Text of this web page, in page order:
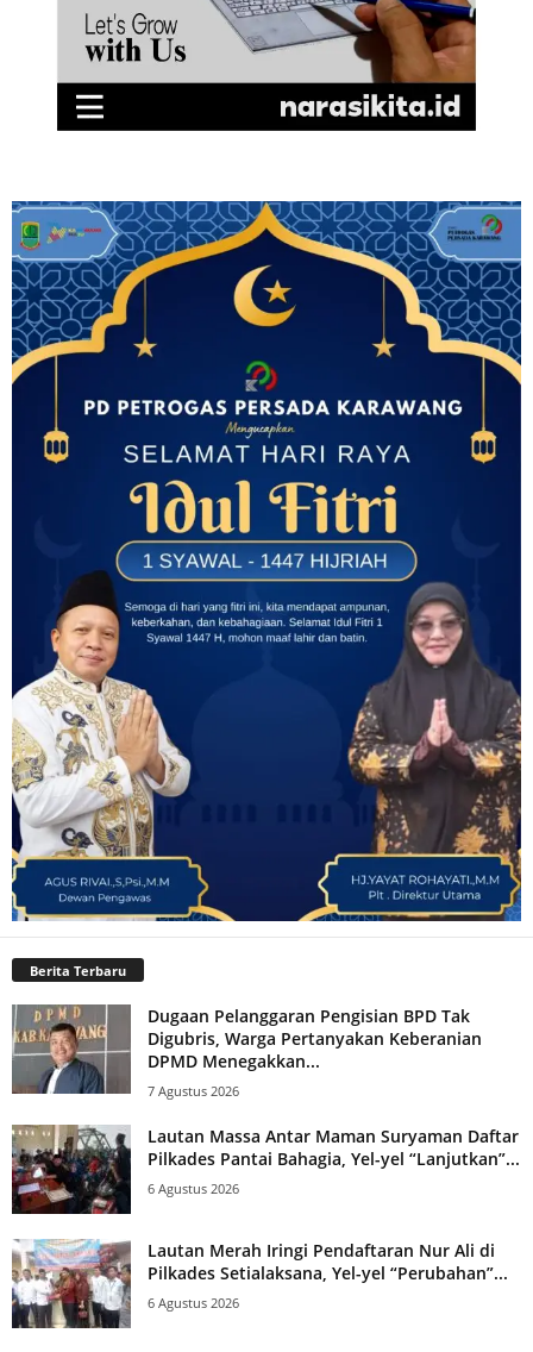
Berita Terbaru
Dugaan Pelanggaran Pengisian BPD Tak
Digubris, Warga Pertanyakan Keberanian
DPMD Menegakkan...
7 Agustus 2026
Lautan Massa Antar Maman Suryaman Daftar
Pilkades Pantai Bahagia, Yel-yel “Lanjutkan”...
6 Agustus 2026
Lautan Merah Iringi Pendaftaran Nur Ali di
Pilkades Setialaksana, Yel-yel “Perubahan”...
6 Agustus 2026